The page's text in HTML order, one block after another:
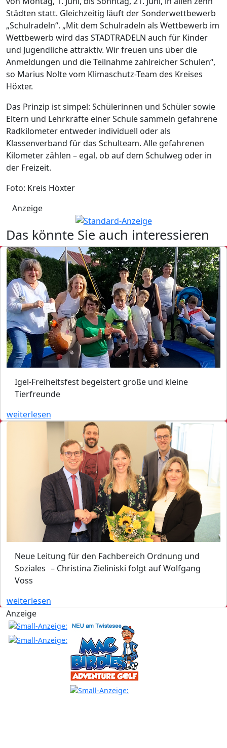
Städten statt. Gleichzeitig läuft der Sonderwettbewerb
„Schulradeln“. „Mit dem Schulradeln als Wettbewerb im
Wettbewerb wird das STADTRADELN auch für Kinder
und Jugendliche attraktiv. Wir freuen uns über die
Anmeldungen und die Teilnahme zahlreicher Schulen“,
so Marius Nolte vom Klimaschutz-Team des Kreises
Höxter.
Das Prinzip ist simpel: Schülerinnen und Schüler sowie
Eltern und Lehrkräfte einer Schule sammeln gefahrene
Radkilometer entweder individuell oder als
Klassenverband für das Schulteam. Alle gefahrenen
Kilometer zählen – egal, ob auf dem Schulweg oder in
der Freizeit.
Foto: Kreis Höxter
Anzeige
Das könnte Sie auch interessieren
Igel-Freiheitsfest begeistert große und kleine
Tierfreunde
weiterlesen
Neue Leitung für den Fachbereich Ordnung und
Soziales – Christina Zieliniski folgt auf Wolfgang
Voss
weiterlesen
Anzeige